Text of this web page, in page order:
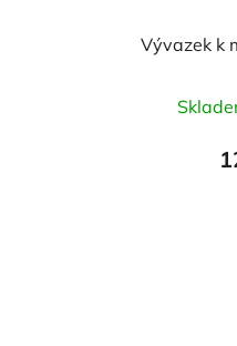
Vývazek k